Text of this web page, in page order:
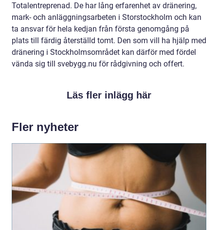
Totalentreprenad. De har lång erfarenhet av dränering,
mark- och anläggningsarbeten i Storstockholm och kan
ta ansvar för hela kedjan från första genomgång på
plats till färdig återställd tomt. Den som vill ha hjälp med
dränering i Stockholmsområdet kan därför med fördel
vända sig till svebygg.nu för rådgivning och offert.
Läs fler inlägg här
Fler nyheter